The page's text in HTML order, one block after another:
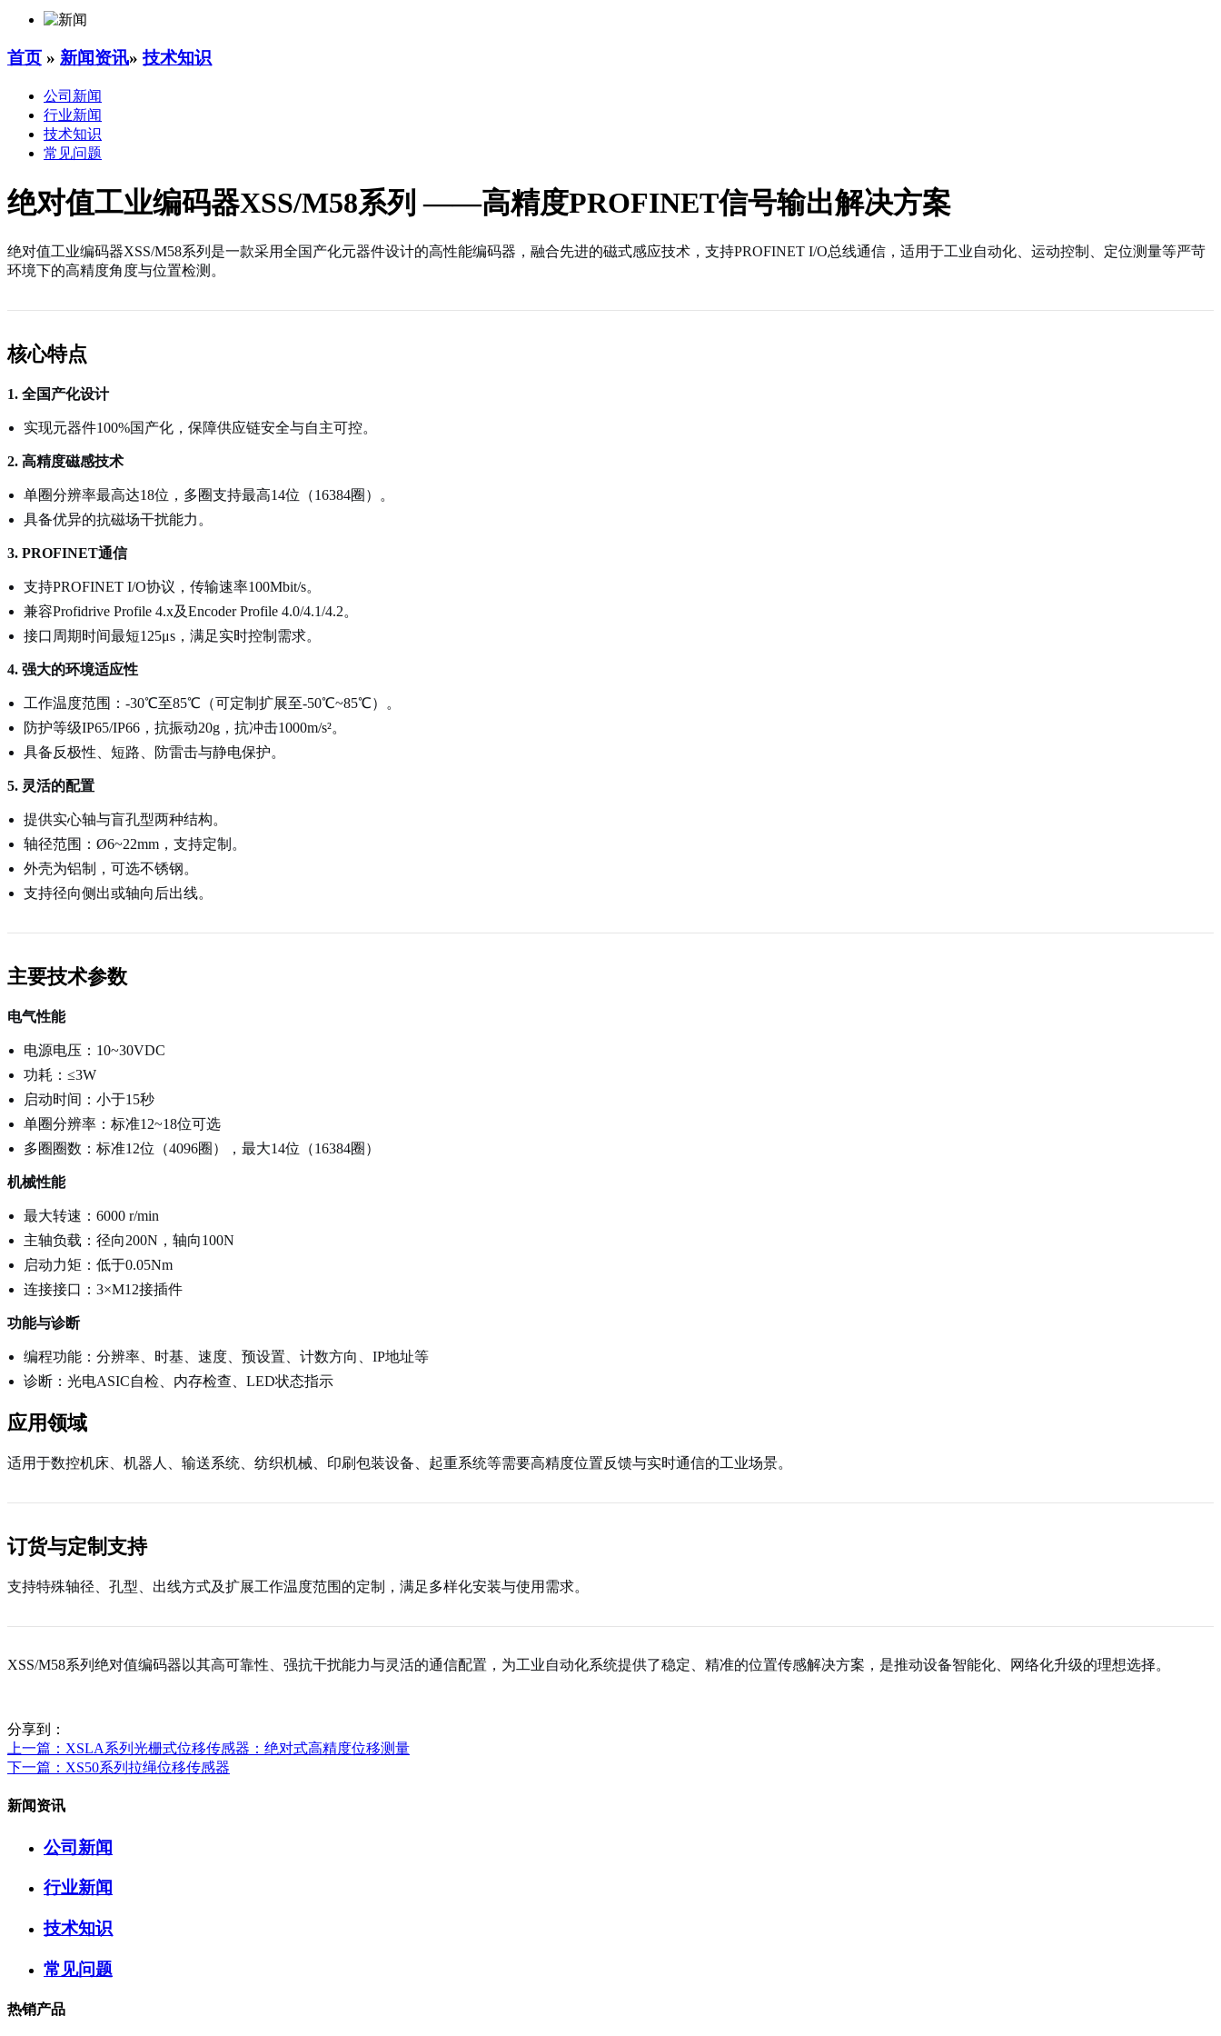
首页 » 新闻资讯»技术知识
公司新闻
行业新闻
技术知识
常见问题
绝对值工业编码器XSS/M58系列 ——高精度PROFINET信号输出解决方案
绝对值工业编码器XSS/M58系列是一款采用全国产化元器件设计的高性能编码器，融合先进的磁式感应技术，支持PROFINET I/O总线通信，适用于工业自动化、运动控制、定位测量等严苛
环境下的高精度角度与位置检测。
核心特点
1. 全国产化设计
实现元器件100%国产化，保障供应链安全与自主可控。
2. 高精度磁感技术
单圈分辨率最高达18位，多圈支持最高14位（16384圈）。
具备优异的抗磁场干扰能力。
3. PROFINET通信
支持PROFINET I/O协议，传输速率100Mbit/s。
兼容Profidrive Profile 4.x及Encoder Profile 4.0/4.1/4.2。
接口周期时间最短125μs，满足实时控制需求。
4. 强大的环境适应性
工作温度范围：-30℃至85℃（可定制扩展至-50℃~85℃）。
防护等级IP65/IP66，抗振动20g，抗冲击1000m/s²。
具备反极性、短路、防雷击与静电保护。
5. 灵活的配置
提供实心轴与盲孔型两种结构。
轴径范围：Ø6~22mm，支持定制。
外壳为铝制，可选不锈钢。
支持径向侧出或轴向后出线。
主要技术参数
电气性能
电源电压：10~30VDC
功耗：≤3W
启动时间：小于15秒
单圈分辨率：标准12~18位可选
多圈圈数：标准12位（4096圈），最大14位（16384圈）
机械性能
最大转速：6000 r/min
主轴负载：径向200N，轴向100N
启动力矩：低于0.05Nm
连接接口：3×M12接插件
功能与诊断
编程功能：分辨率、时基、速度、预设置、计数方向、IP地址等
诊断：光电ASIC自检、内存检查、LED状态指示
应用领域
适用于数控机床、机器人、输送系统、纺织机械、印刷包装设备、起重系统等需要高精度位置反馈与实时通信的工业场景。
订货与定制支持
支持特殊轴径、孔型、出线方式及扩展工作温度范围的定制，满足多样化安装与使用需求。
XSS/M58系列绝对值编码器以其高可靠性、强抗干扰能力与灵活的通信配置，为工业自动化系统提供了稳定、精准的位置传感解决方案，是推动设备智能化、网络化升级的理想选择。
分享到：
上一篇 ：XSLA系列光栅式位移传感器：绝对式高精度位移测量
下一篇 ：XS50系列拉绳位移传感器
新闻资讯
公司新闻
行业新闻
技术知识
常见问题
热销产品